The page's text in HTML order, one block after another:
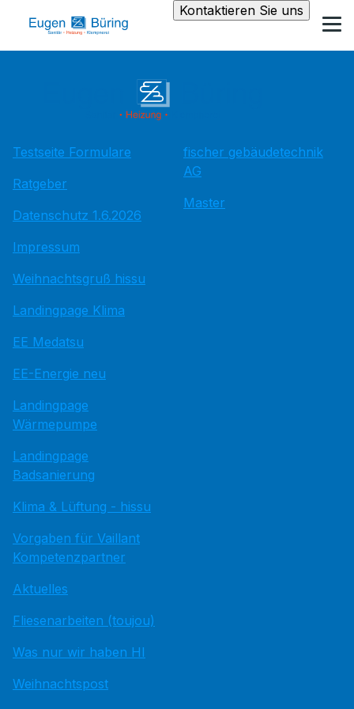
Kontaktieren Sie uns
Testseite Formulare
Ratgeber
Datenschutz 1.6.2026
Impressum
Weihnachtsgruß hissu
Landingpage Klima
EE Medatsu
EE-Energie neu
Landingpage
Wärmepumpe
Landingpage
Badsanierung
Klima & Lüftung - hissu
Vorgaben für Vaillant
Kompetenzpartner
Aktuelles
Fliesenarbeiten (toujou)
Was nur wir haben HI
Weihnachtspost
fischer gebäudetechnik
AG
Master